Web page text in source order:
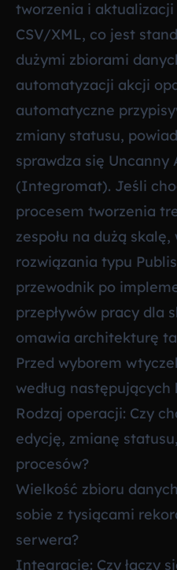
tworzenia i
CSV/XML, co jest
dużymi zbiorami
automatyzacji akcji
automatyczne
zmiany statusu,
sprawdza się
(Integromat). Jeśli
procesem tworzenia
zespołu na dużą
rozwiązania typu
przewodnik po
przepływów pracy dla
omawia architekturę
Przed wyborem
według następujących
Rodzaj operacji: Czy
edycję, zmianę
procesów?
Wielkość zbioru
sobie z tysiącami
serwera?
Integracje: Czy łączy